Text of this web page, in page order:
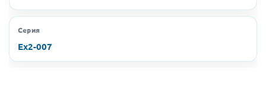
Серия
Ex2-007